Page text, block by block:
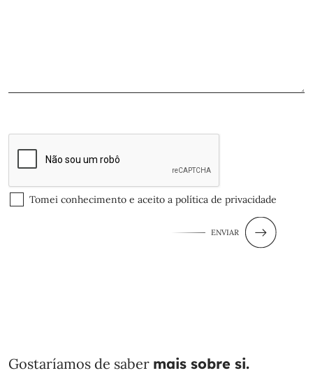
Tomei conhecimento e aceito a política de privacidade
ENVIAR
Gostaríamos de saber mais sobre si.